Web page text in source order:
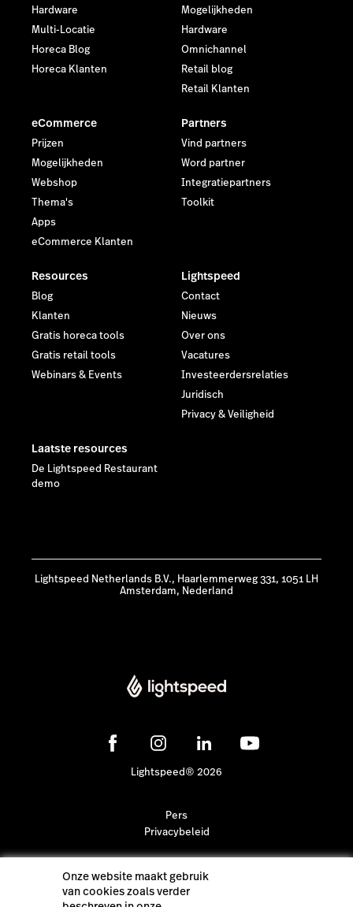
Hardware
Multi-Locatie
Horeca Blog
Horeca Klanten
Mogelijkheden
Hardware
Omnichannel
Retail blog
Retail Klanten
eCommerce
Prijzen
Mogelijkheden
Webshop
Thema's
Apps
eCommerce Klanten
Partners
Vind partners
Word partner
Integratiepartners
Toolkit
Resources
Blog
Klanten
Gratis horeca tools
Gratis retail tools
Webinars & Events
Lightspeed
Contact
Nieuws
Over ons
Vacatures
Investeerdersrelaties
Juridisch
Privacy & Veiligheid
Laatste resources
De Lightspeed Restaurant
demo
Lightspeed Netherlands B.V., Haarlemmerweg 331, 1051 LH
Amsterdam, Nederland
Lightspeed® 2026
Pers
Privacybeleid
Onze website maakt gebruik
van cookies zoals verder